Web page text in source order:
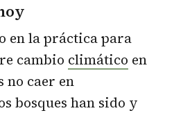
en la práctica para
cambio climático en
no caer en
bosques han sido y